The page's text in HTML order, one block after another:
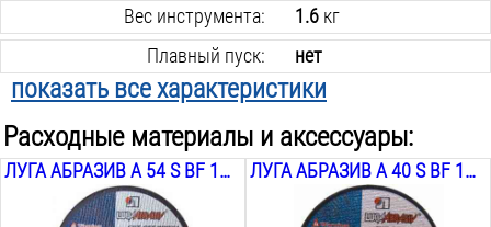
Вес инструмента:
1.6кг
Плавный пуск:
нет
Скорость вращения шпинделя:
11000
Регулятор оборотов:
нет
Поддержание заданных оборотов: нет
Виброзащитная ручка:
нет
показать все характеристики
Расходные материалы и аксессуары:
ЛУГА АБРАЗИВ A 54 S BF 125Х1Х22 ЛУГА АБРАЗИВ A 40 S BF 125Х1,6Х22